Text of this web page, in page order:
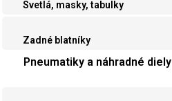
Svetlá, masky, tabulky
Zadné blatníky
Pneumatiky a náhradné diely